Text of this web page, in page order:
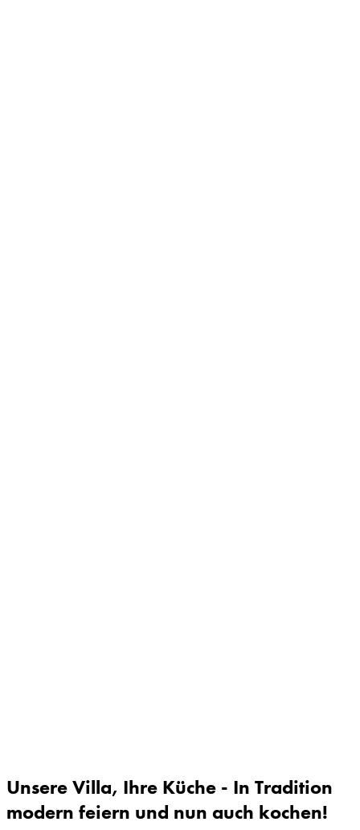
Unsere Villa, Ihre Küche - In Tradition
modern feiern und nun auch kochen!